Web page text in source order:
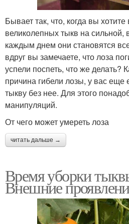
Бывает так, что, когда вы
великолепных тыкв на сильной,
каждым днем они становятся
вдруг вы замечаете, что лоза
успели поспеть, что же делать?
причина гибели лозы, у вас еще
тыкву без нее. Для этого
манипуляций.
От чего может умереть лоза
читать дальше →
Время уборки
Внешние